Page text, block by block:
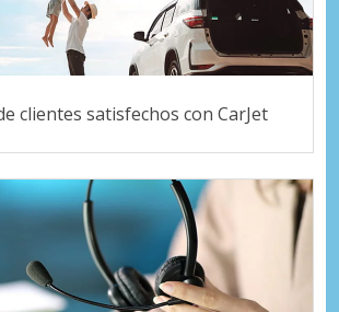
clientes satisfechos con CarJet